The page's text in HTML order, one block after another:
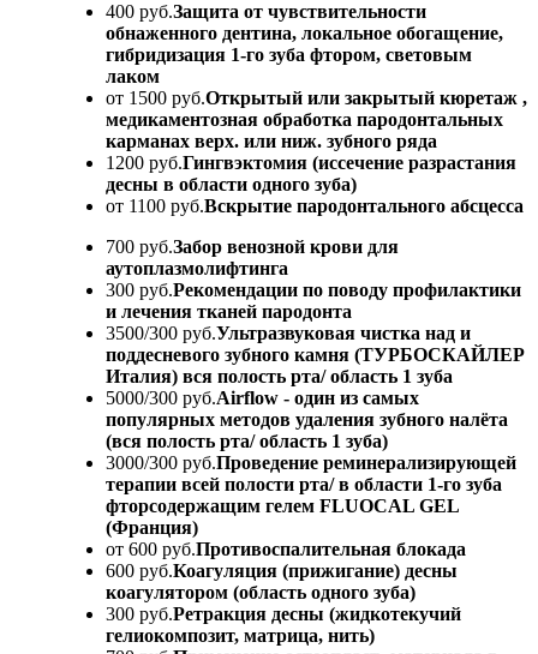
400 руб.Защита от чувствительности
обнаженного дентина, локальное обогащение,
гибридизация 1-го зуба фтором, световым
лаком
от 1500 руб.Открытый или закрытый кюретаж ,
медикаментозная обработка пародонтальных
карманах верх. или ниж. зубного ряда
1200 руб.Гингвэктомия (иссечение разрастания
десны в области одного зуба)
от 1100 руб.Вскрытие пародонтального абсцесса
700 руб.Забор венозной крови для
аутоплазмолифтинга
300 руб.Рекомендации по поводу профилактики
и лечения тканей пародонта
3500/300 руб.Ультразвуковая чистка над и
поддесневого зубного камня (ТУРБОСКАЙЛЕР
Италия) вся полость рта/ область 1 зуба
5000/300 руб.Airflow - один из самых
популярных методов удаления зубного налёта
(вся полость рта/ область 1 зуба)
3000/300 руб.Проведение реминерализирующей
терапии всей полости рта/ в области 1-го зуба
фторсодержащим гелем FLUOCAL GEL
(Франция)
от 600 руб.Противоспалительная блокада
600 руб.Коагуляция (прижигание) десны
коагулятором (область одного зуба)
300 руб.Ретракция десны (жидкотекучий
гелиокомпозит, матрица, нить)